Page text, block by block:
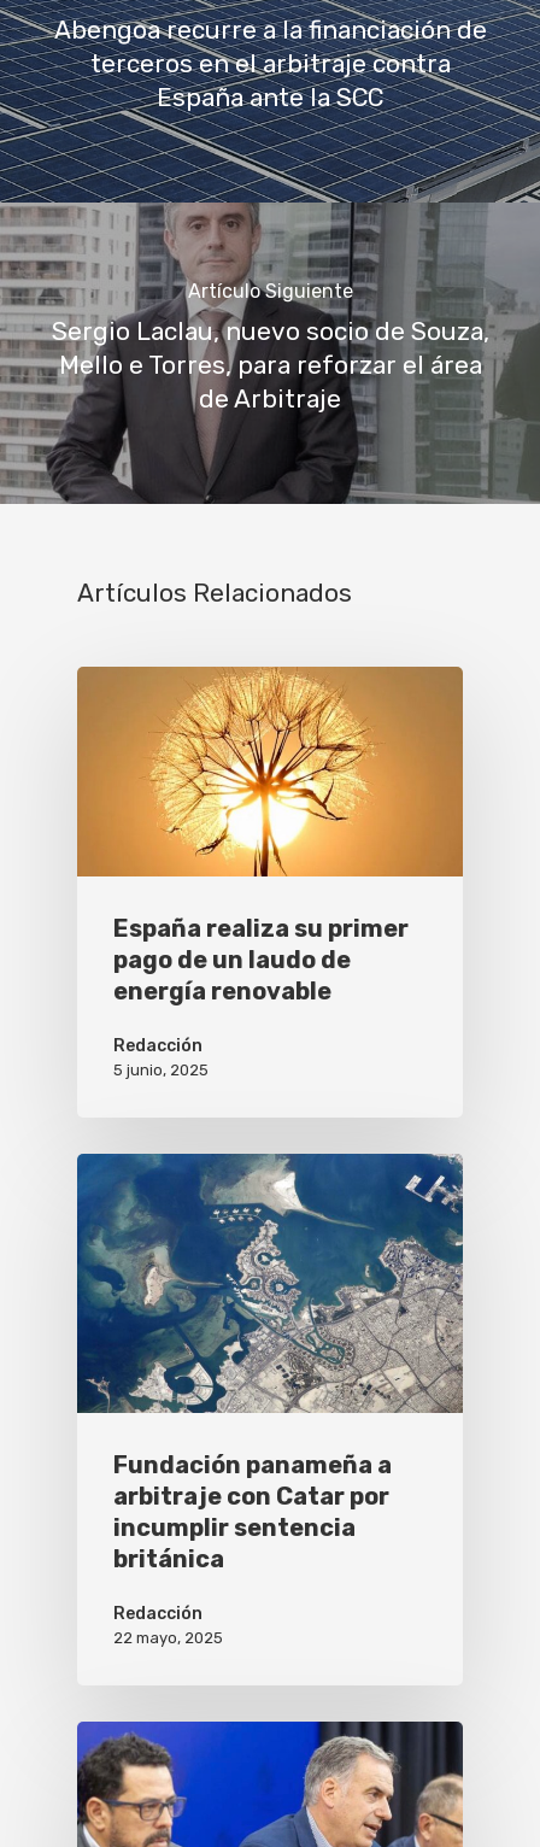
Abengoa recurre a la financiación de
terceros en el arbitraje contra
España ante la SCC
Artículo Siguiente
Sergio Laclau, nuevo socio de Souza,
Mello e Torres, para reforzar el área
de Arbitraje
Artículos Relacionados
España realiza su primer
pago de un laudo de
energía renovable
Redacción
5 junio, 2025
Fundación panameña a
arbitraje con Catar por
incumplir sentencia
británica
Redacción
22 mayo, 2025